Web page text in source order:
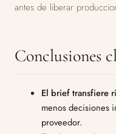
antes de liberar
Conclusiones
El brief transfiere
menos decisiones
proveedor.